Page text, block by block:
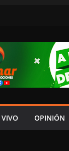
VIVO OPINIÓN